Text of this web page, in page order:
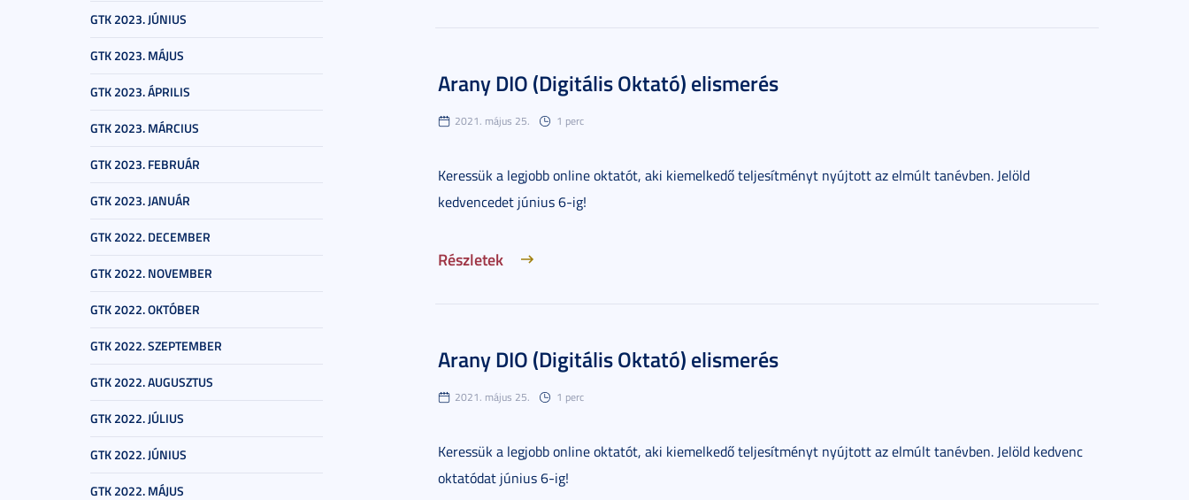
GTK 2023. JÚNIUS
GTK 2023. MÁJUS
GTK 2023. ÁPRILIS
GTK 2023. MÁRCIUS
GTK 2023. FEBRUÁR
GTK 2023. JANUÁR
GTK 2022. DECEMBER
GTK 2022. NOVEMBER
GTK 2022. OKTÓBER
GTK 2022. SZEPTEMBER
GTK 2022. AUGUSZTUS
GTK 2022. JÚLIUS
GTK 2022. JÚNIUS
GTK 2022. MÁJUS
Arany DIO (Digitális Oktató) elismerés
2021. május 25. 1 perc
Keressük a legjobb online oktatót, aki kiemelkedő teljesítményt nyújtott az elmúlt tanévben. Jelöld
kedvencedet június 6-ig!
Részletek
Arany DIO (Digitális Oktató) elismerés
2021. május 25. 1 perc
Keressük a legjobb online oktatót, aki kiemelkedő teljesítményt nyújtott az elmúlt tanévben. Jelöld kedvenc
oktatódat június 6-ig!